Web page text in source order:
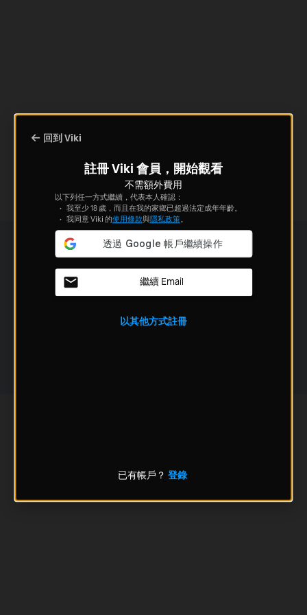
回到 Viki
註冊 Viki 會員，開始觀看
不需額外費用
以下列任一方式繼續，代表本人確認：
我至少 18 歲，而且在我的家鄉已超過法定成年年齡。
我同意 Viki 的使用條款與隱私政策。
繼續 Email
以其他方式註冊
已有帳戶？ 登錄